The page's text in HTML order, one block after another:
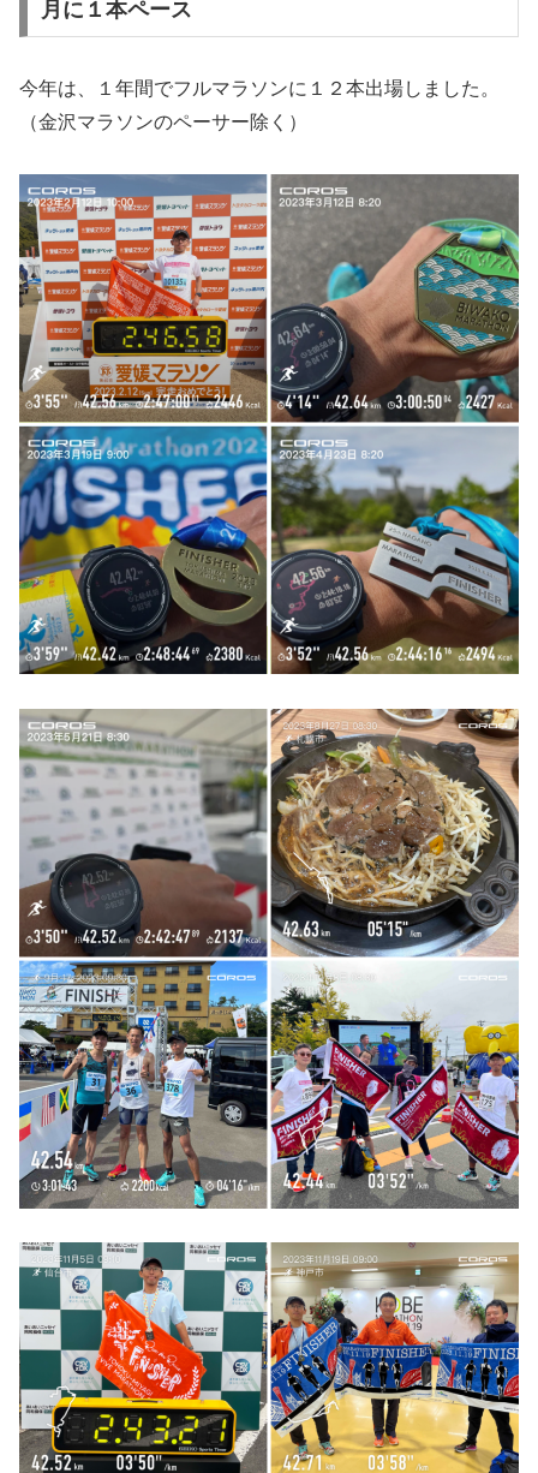
月に１本ペース
今年は、１年間でフルマラソンに１２本出場しました。
（金沢マラソンのペーサー除く）